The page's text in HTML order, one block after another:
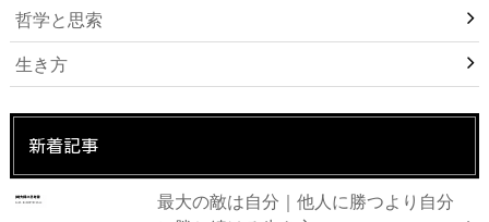
哲学と思索
生き方
新着記事
最大の敵は自分｜他人に勝つより自分